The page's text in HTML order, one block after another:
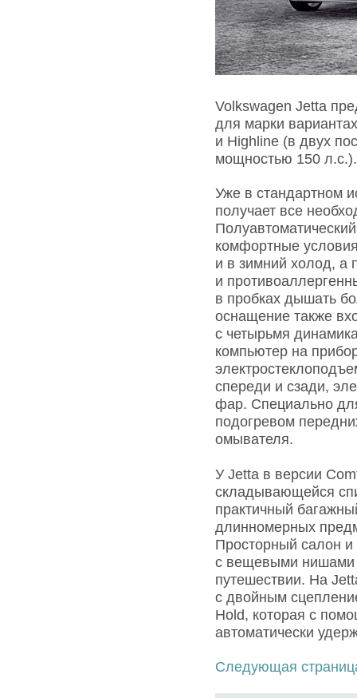
Volkswagen Jetta
для марки
и Highline (в двух
мощностью 150 л.с.).
Уже в стандартном
получает все
комфортные
и в зимний холод, а
и
в пробках дышать
оснащение также
с четырьмя
компьютер на
спереди и сзади,
фар. Специально
подогревом
омывателя.
У Jetta в версии
складывающейся
практичный
длинномерных
Просторный салон
с вещевыми нишами
путешествии. На
с двойным
Hold, которая с
автоматически
Следующая